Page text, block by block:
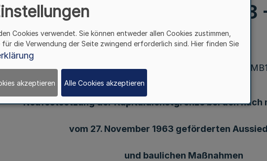
v. 13. 11. 1975 - III B 3 - 228
Mehr
13.11.75(1) 223. Ergänzung -SMB1. NW. -(Stand 15.10.1994 =
Neufestsetzung der Kapitaldienstgrenze bei den nach
vom 27. November 1963 geförderten
und baulichen Maßnahmen
Cookies verwendet. Sie können entweder allen Cookies zustimmen,
die Verwendung der Seite zwingend erforderlich sind. Hier finden Sie
akzeptieren Alle Cookies akzeptieren